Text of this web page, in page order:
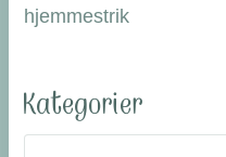
hjemmestrik
Kategorier